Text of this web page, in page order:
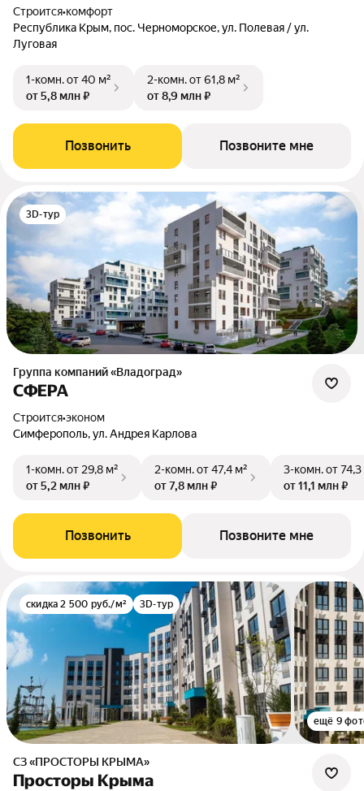
Строится•комфорт
Республика Крым, пос. Черноморское, ул. Полевая / ул.
Луговая
1-комн.от 40 м²
от 5,8 млн ₽
2-комн.от 61,8 м²
от 8,9 млн ₽
Позвонить Позвоните мне
3D-тур
Группа компаний «Владоград»
СФЕРА
Строится•эконом
Симферополь, ул. Андрея Карлова
1-комн.от 29,8 м²
от 5,2 млн ₽
2-комн.от 47,4 м²
от 7,8 млн ₽
3-комн.от
от 11,1 млн ₽
Позвонить Позвоните мне
скидка 2 500 руб./м² 3D-тур
ещё 9
СЗ «ПРОСТОРЫ КРЫМА»
Просторы Крыма